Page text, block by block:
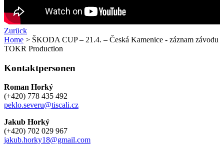
Zurück
Home > ŠKODA CUP – 21.4. – Česká Kamenice - záznam závodu
TOKR Production
Kontaktpersonen
Roman Horký
(+420) 778 435 492
peklo.severu@tiscali.cz
Jakub Horký
(+420) 702 029 967
jakub.horky18@gmail.com